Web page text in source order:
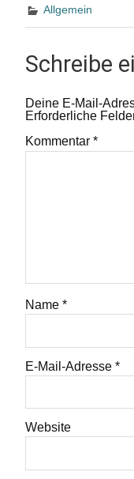
Allgemein
Schreibe
Deine E-Mail-
Erforderliche
Kommentar *
Name *
E-Mail-Adresse *
Website